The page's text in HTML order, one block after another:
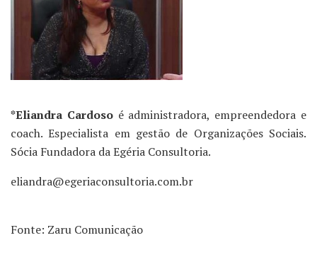
*Eliandra Cardosoé administradora, empreendedora e
coach. Especialista em gestão de Organizações Sociais.
Sócia Fundadora da Egéria Consultoria.
eliandra@egeriaconsultoria.com.br
Fonte: Zaru Comunicação